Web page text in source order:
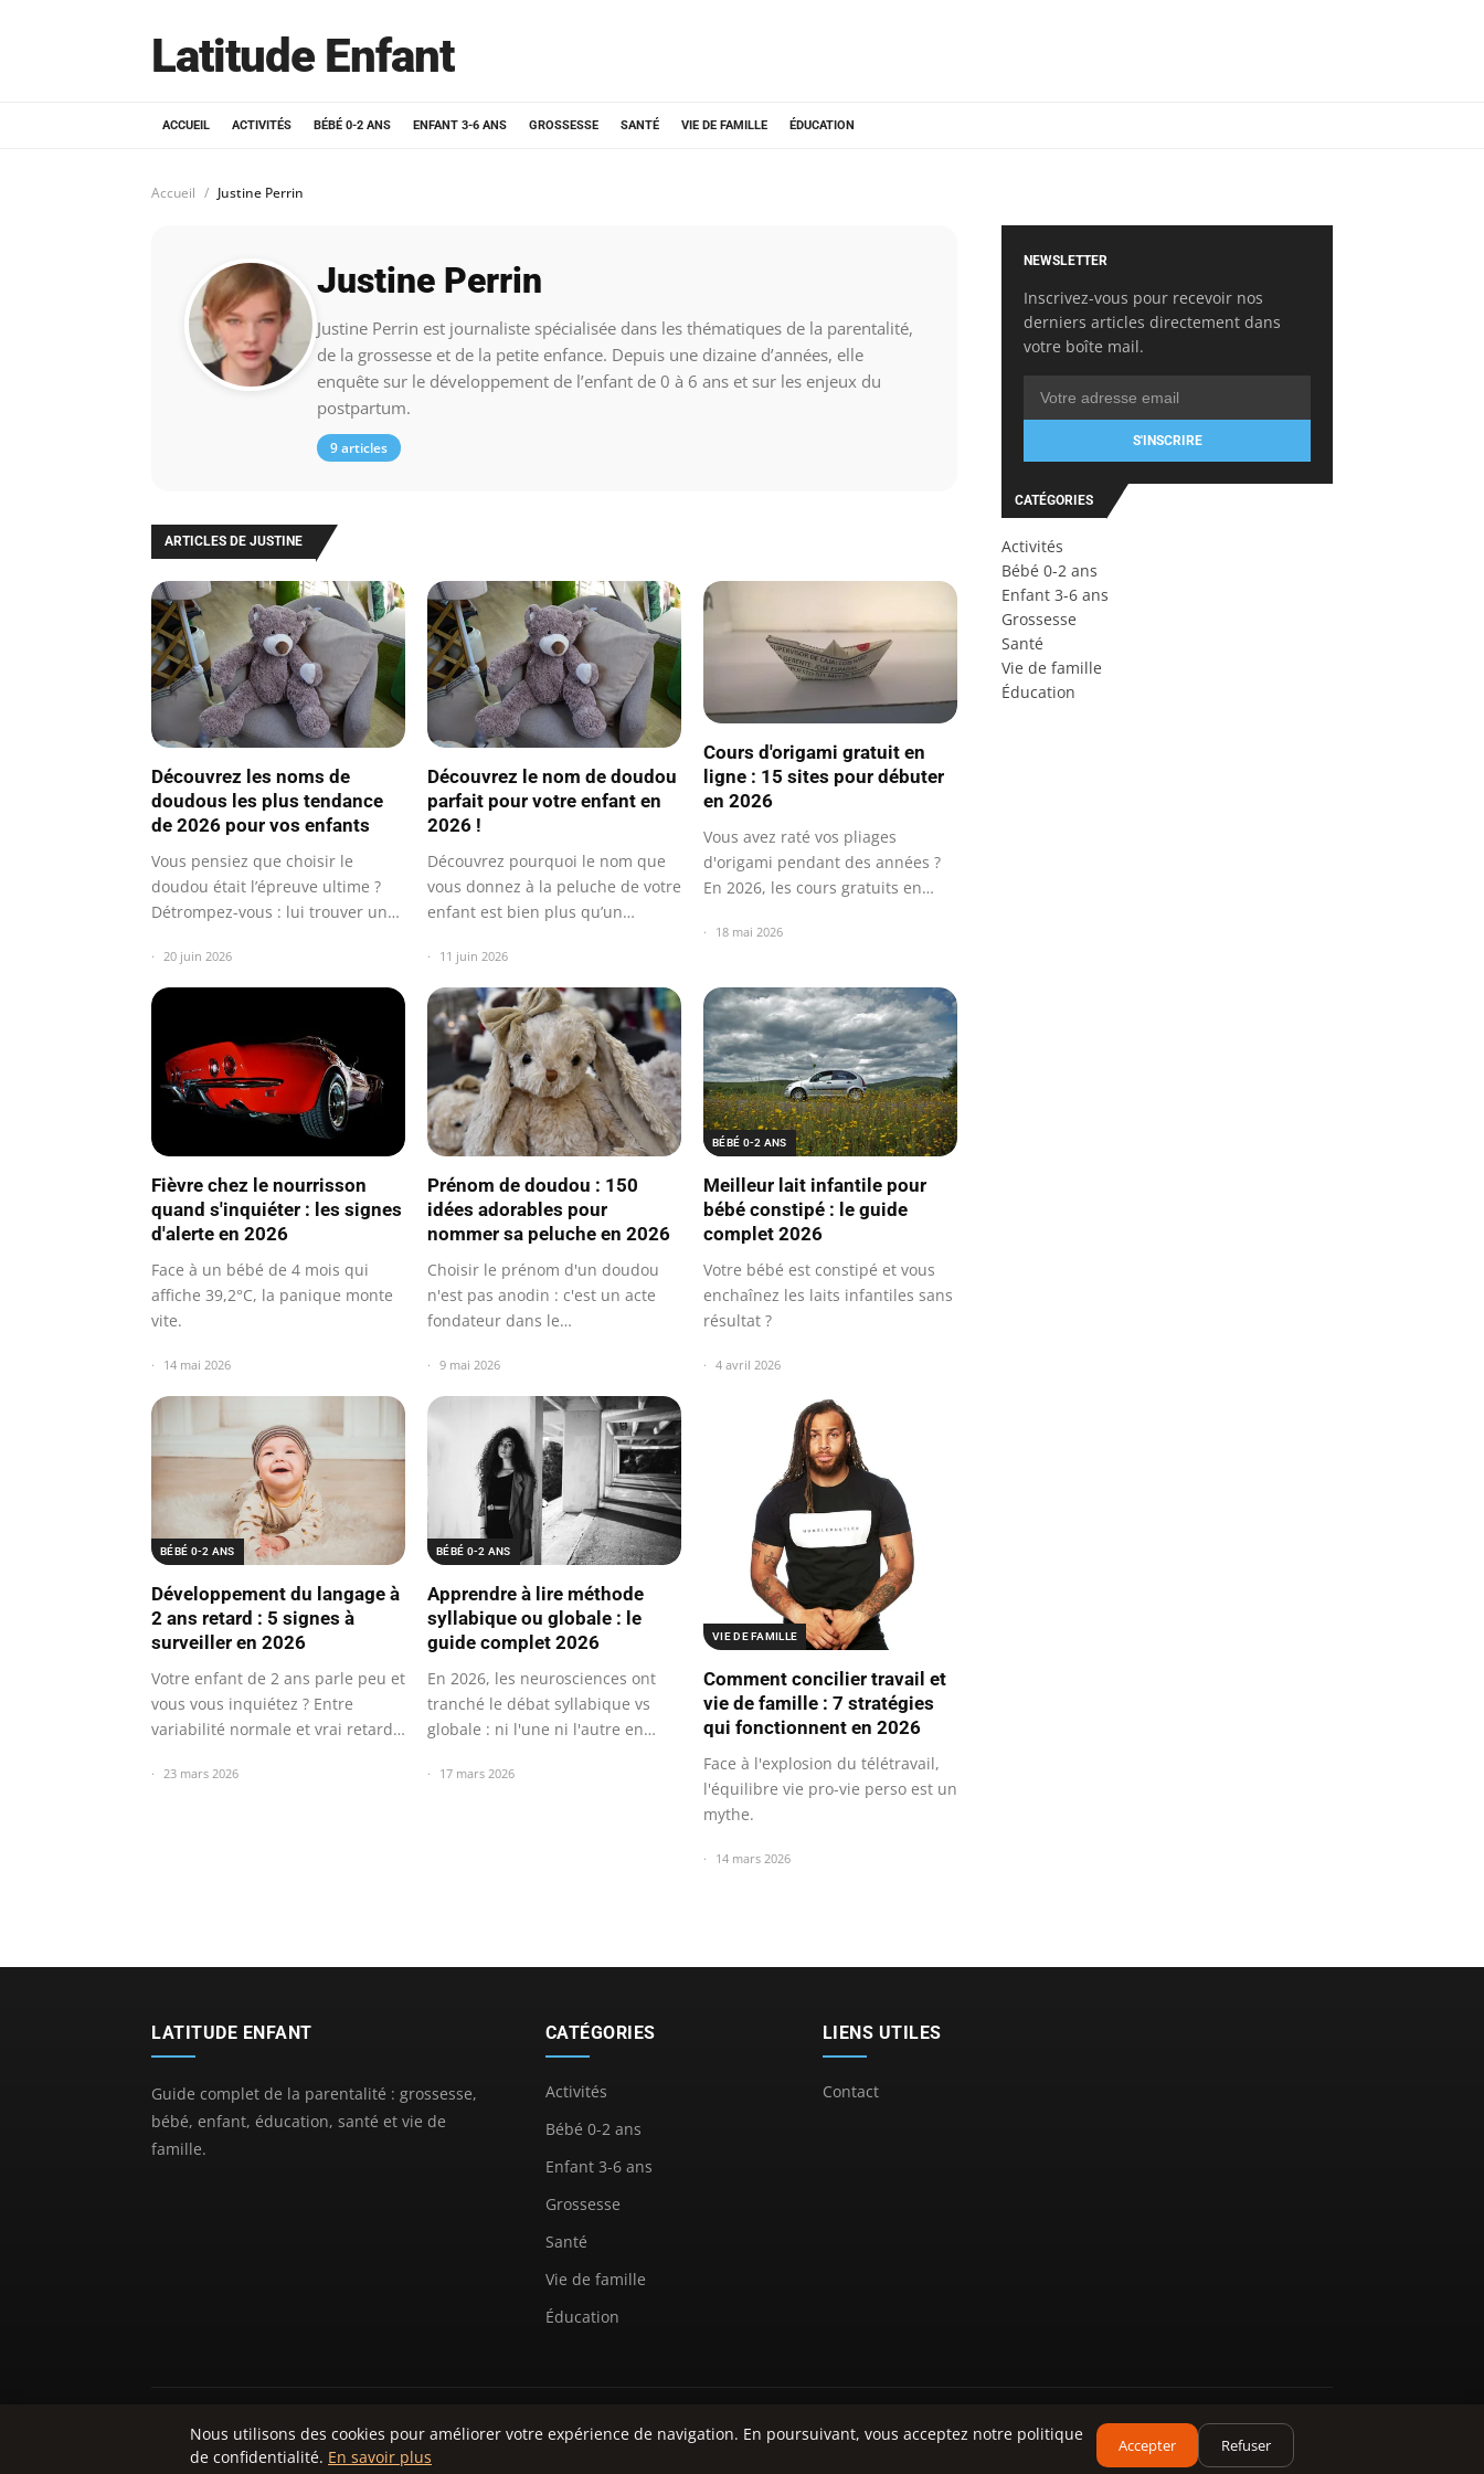
Latitude Enfant
ACCUEIL ACTIVITÉS BÉBÉ 0-2 ANS ENFANT 3-6 ANS GROSSESSE SANTÉ VIE DE FAMILLE ÉDUCATION
Accueil Justine Perrin
Justine Perrin
Justine Perrin est journaliste spécialisée dans les thématiques de la parentalité,
de la grossesse et de la petite enfance. Depuis une dizaine d’années, elle
enquête sur le développement de l’enfant de 0 à 6 ans et sur les enjeux du
postpartum.
9 articles
ARTICLES DE JUSTINE
Découvrez les noms de
doudous les plus tendance
de 2026 pour vos enfants
Vous pensiez que choisir le
doudou était l’épreuve ultime ?
Détrompez-vous : lui trouver un
20 juin 2026
Découvrez le nom de doudou
parfait pour votre enfant en
2026 !
Découvrez pourquoi le nom que
vous donnez à la peluche de votre
enfant est bien plus qu’un
11 juin 2026
Cours d'origami gratuit en
ligne : 15 sites pour débuter
en 2026
Vous avez raté vos pliages
d'origami pendant des années ?
En 2026, les cours gratuits en
18 mai 2026
Fièvre chez le nourrisson
quand s'inquiéter : les signes
d'alerte en 2026
Face à un bébé de 4 mois qui
affiche 39,2°C, la panique monte
vite.
14 mai 2026
Prénom de doudou : 150
idées adorables pour
nommer sa peluche en 2026
Choisir le prénom d'un doudou
n'est pas anodin : c'est un acte
fondateur dans le
9 mai 2026
BÉBÉ 0-2 ANS
Meilleur lait infantile pour
bébé constipé : le guide
complet 2026
Votre bébé est constipé et vous
enchaînez les laits infantiles sans
résultat ?
4 avril 2026
BÉBÉ 0-2 ANS
Développement du langage à
2 ans retard : 5 signes à
surveiller en 2026
Votre enfant de 2 ans parle peu et
vous vous inquiétez ? Entre
variabilité normale et vrai retard…
23 mars 2026
BÉBÉ 0-2 ANS
Apprendre à lire méthode
syllabique ou globale : le
guide complet 2026
En 2026, les neurosciences ont
tranché le débat syllabique vs
globale : ni l'une ni l'autre en
17 mars 2026
VIE DE FAMILLE
Comment concilier travail et
vie de famille : 7 stratégies
qui fonctionnent en 2026
Face à l'explosion du télétravail,
l'équilibre vie pro-vie perso est un
mythe.
14 mars 2026
NEWSLETTER
Inscrivez-vous pour recevoir nos
derniers articles directement dans
votre boîte mail.
S'INSCRIRE
CATÉGORIES
Activités
Bébé 0-2 ans
Enfant 3-6 ans
Grossesse
Santé
Vie de famille
Éducation
LATITUDE ENFANT
Guide complet de la parentalité : grossesse,
bébé, enfant, éducation, santé et vie de
famille.
CATÉGORIES
Activités
Bébé 0-2 ans
Enfant 3-6 ans
Grossesse
Santé
Vie de famille
Éducation
LIENS UTILES
Contact
Nous utilisons des cookies pour améliorer votre expérience de navigation. En poursuivant, vous acceptez notre politique
de confidentialité. En savoir plus
Accepter Refuser